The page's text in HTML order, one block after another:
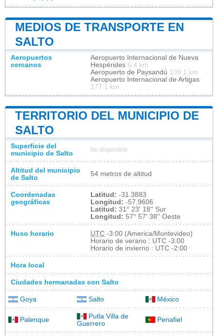
MEDIOS DE TRANSPORTE EN
SALTO
Aeropuertos
cercanos
Aeropuerto Internacional de Nueva
Hespérides 6.4 km
Aeropuerto de Paysandú 109.1 km
Aeropuerto Internacional de Artigas
177.1 km
TERRITORIO DEL MUNICIPIO DE
SALTO
Superficie del
municipio de Salto
No disponible
Altitud del municipio
de Salto
54 metros de altitud
Coordenadas
geográficas
Latitud: -31.3883
Longitud: -57.9606
Latitud: 31° 23' 18'' Sur
Longitud: 57° 57' 38'' Oeste
Huso horario UTC -3:00 (America/Montevideo)
Horario de verano : UTC -3:00
Horario de invierno : UTC -2:00
Hora local
Ciudades hermanadas con Salto
Goya Salto México
Palenque
Putla Villa de
Guerrero
Penafiel